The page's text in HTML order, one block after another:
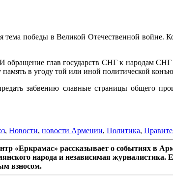
победы в Великой Отечественной войне.
государств СНГ к народам СНГ и к
память в угоду той или иной политической
забвению славные страницы общего
, Новости, новости Армении, Политика,
«Еркрамас» рассказывает о событиях в
народа и независимая
взносом.